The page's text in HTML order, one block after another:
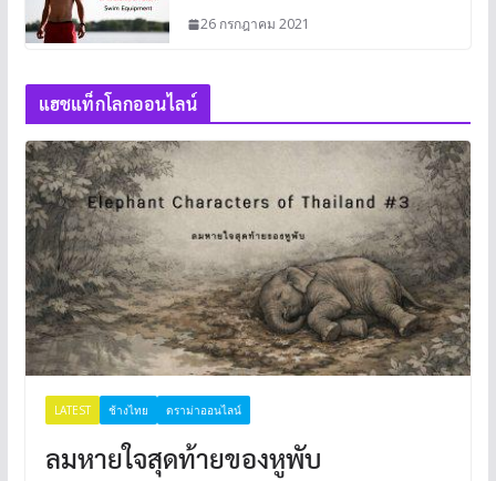
26 กรกฎาคม 2021
แฮชแท็กโลกออนไลน์
LATEST ช้างไทย ดราม่าออนไลน์
ลมหายใจสุดท้ายของหูพับ